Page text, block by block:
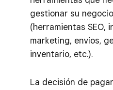
gestionar su
(herramientas SEO,
marketing, envíos,
inventario, etc.).
La decisión de